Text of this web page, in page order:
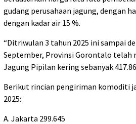
gudang perusahaan jagung, dengan
dengan kadar air 15 %.
“Ditriwulan 3 tahun 2025 ini sampai
September, Provinsi Gorontalo
Jagung Pipilan kering sebanyak
Berikut rincian pengiriman komoditi
2025:
A. Jakarta 299.645